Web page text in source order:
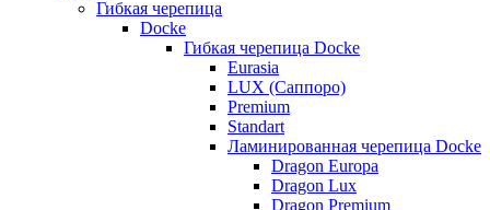
Гибкая черепица
Docke
Гибкая черепица Docke
Eurasia
LUX (Саппоро)
Premium
Standart
Ламинированная черепица Docke
Dragon Europa
Dragon Lux
Dragon Premium